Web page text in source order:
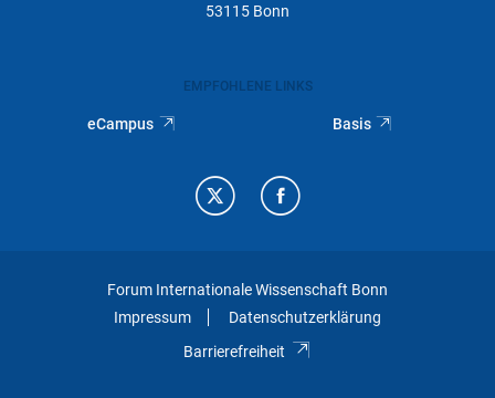
53115 Bonn
EMPFOHLENE LINKS
eCampus Basis
Forum Internationale Wissenschaft Bonn
Impressum
Datenschutzerklärung
Barrierefreiheit